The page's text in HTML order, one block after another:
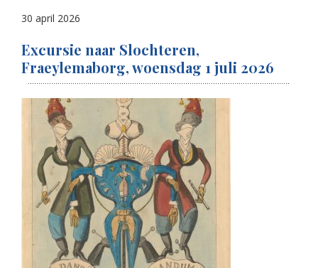
30 april 2026
Excursie naar Slochteren,
Fraeylemaborg, woensdag 1 juli 2026